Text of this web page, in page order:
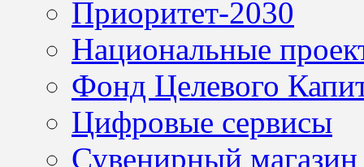
Приоритет-2030
Национальные
Фонд Целевого
Цифровые сервисы
Сувенирный магазин